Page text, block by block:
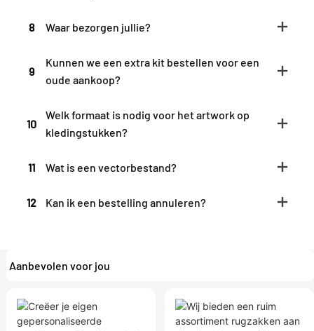
8 Waar bezorgen jullie?
9
Kunnen we een extra kit bestellen voor een
oude aankoop?
10
Welk formaat is nodig voor het artwork op
kledingstukken?
11 Wat is een vectorbestand?
12 Kan ik een bestelling annuleren?
Aanbevolen voor jou